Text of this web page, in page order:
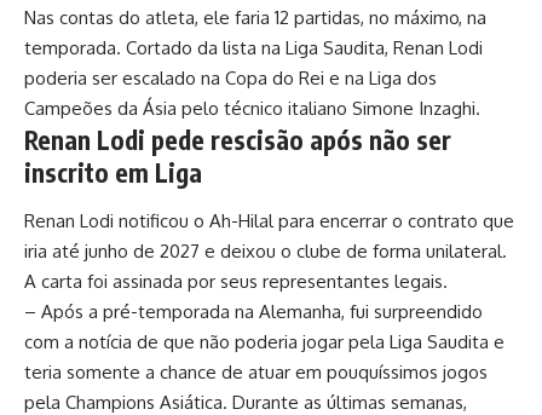
Nas contas do atleta, ele faria 12 partidas, no máximo, na
temporada. Cortado da lista na Liga Saudita, Renan Lodi
poderia ser escalado na Copa do Rei e na Liga dos
Campeões da Ásia pelo técnico italiano Simone Inzaghi.
Renan Lodi pede rescisão após não ser
inscrito em Liga
Renan Lodi notificou o Ah-Hilal para encerrar o contrato que
iria até junho de 2027 e deixou o clube de forma unilateral.
A carta foi assinada por seus representantes legais.
– Após a pré-temporada na Alemanha, fui surpreendido
com a notícia de que não poderia jogar pela Liga Saudita e
teria somente a chance de atuar em pouquíssimos jogos
pela Champions Asiática. Durante as últimas semanas,